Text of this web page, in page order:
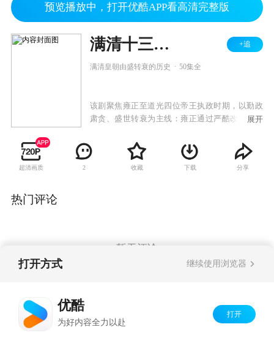
预览播放中，打开优酷APP看高清完整版
满清十三皇朝2 +追
满清皇朝由盛转衰的历史 50集全
该剧聚焦雍正至道光四位帝王执政时期，以勤政
肃贪、盛世转衰为主线：雍正通过严酷改革充盈
难挽颓势，道光力行节俭仍未能中兴国运，折射
清朝由盛转衰的进程。
展开
超清画质 2 收藏 下载 分享
热门评论
暂无评论
打开方式 继续使用浏览器
优酷
为好内容全力以赴
打开